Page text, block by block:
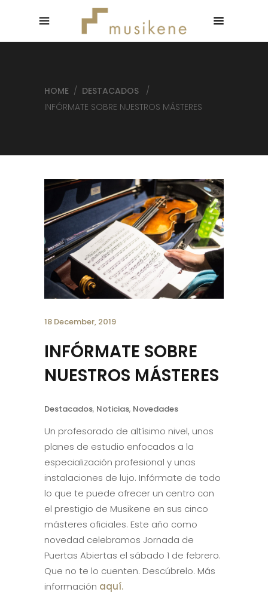
HOME / DESTACADOS
/
INFÓRMATE SOBRE NUESTROS MÁSTERES
18 December, 2019
INFÓRMATE SOBRE
NUESTROS MÁSTERES
Destacados, Noticias, Novedades
Un profesorado de altísimo nivel, unos
planes de estudio enfocados a la
especialización profesional y unas
instalaciones de lujo. Infórmate de todo
lo que te puede ofrecer un centro con
el prestigio de Musikene en sus cinco
másteres oficiales. Este año como
novedad celebramos Jornada de
Puertas Abiertas el sábado 1 de febrero.
Que no te lo cuenten. Descúbrelo. Más
información aquí.